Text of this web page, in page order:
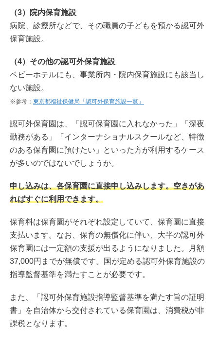
（3）院内保育施設
病院、診療所などで、その職員の子どもを預かる認可外
保育施設。
（4）その他の認可外保育施設
ベビーホテルにも、事業所内・院内保育施設にも該当し
ない施設。
※参考： 東京都福祉保健局「認可外保育施設一覧」
認可外保育園は、「認可保育園に入れなかった」「深夜
勤務がある」「インターナショナルスクールなど、特徴
のある保育園に預けたい」といった方が利用するケース
が多いのではないでしょうか。
申し込みは、各保育園に直接申し込みします。空きがあ
ればすぐに利用できます。
保育料は保育園がそれぞれ設定していて、保育園に直接
支払います。なお、保育の無償化に伴い、大半の認可外
保育園には一定額の支援が出るようになりました。月額
37,000円までが無償です。国が定める認可外保育施設の
指導監督基準を満たすことが必要です。
また、「認可外保育施設指導監督基準を満たす旨の証明
書」を自治体から交付されている保育園は、消費税が非
課税となります。